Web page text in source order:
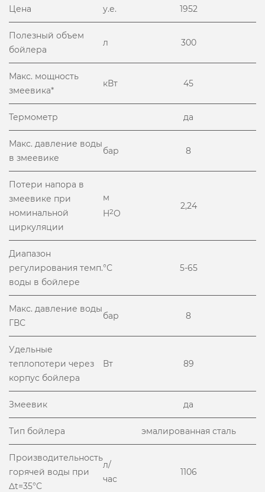
Цена у.е. 1952
Полезный объем
бойлера
л 300
Макс. мощность
змеевика*
кВт 45
Термометр да
Макс. давление воды
в змеевике
бар 8
Потери напора в
змеевике при
номинальной
циркуляции
м
H2O
2,24
Диапазон
регулирования темп.
воды в бойлере
°С 5-65
Макс. давление воды
ГВС
бар 8
Удельные
теплопотери через
корпус бойлера
Вт 89
Змеевик да
Тип бойлера эмалированная сталь
Производительность
горячей воды при
Δt=35°С
л/
час
1106